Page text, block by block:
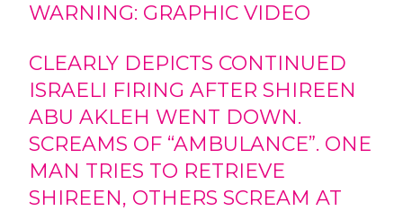
WARNING: GRAPHIC VIDEO
CLEARLY DEPICTS CONTINUED
ISRAELI FIRING AFTER SHIREEN
ABU AKLEH WENT DOWN.
SCREAMS OF “AMBULANCE”. ONE
MAN TRIES TO RETRIEVE
SHIREEN, OTHERS SCREAM AT